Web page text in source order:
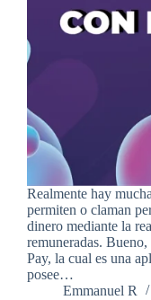
Realmente hay
permiten o claman
dinero mediante la
remuneradas.
Pay, la cual es una
posee…
Emmanuel R